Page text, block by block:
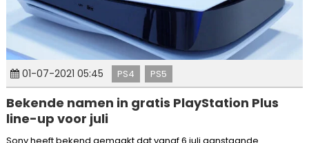
01-07-2021 05:45 PS4 PS5
Bekende namen in gratis PlayStation Plus
line-up voor juli